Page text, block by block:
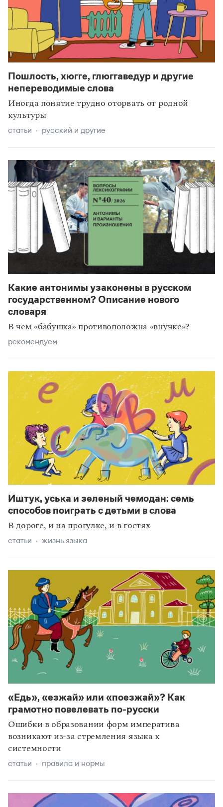
Пошлость, хюгге, глюггаведур и другие
непереводимые слова
Иногда понятие трудно оторвать от родной
культуры
статьи русский и другие
Какие антонимы узаконены в русском
государственном? Описание нового
словаря
В чем «бабушка» противоположна «внучке»?
рекомендуем
Иштук, уська и зеленый чемодан: семь
способов поиграть с детьми в слова
В дороге, и на прогулке, и в гостях
статьи жизнь языка
«Едь», «езжай» или «поезжай»? Как
грамотно повелевать по-русски
Ошибки в образовании форм императива
возникают из-за стремления языка к
системности
статьи правила и нормы